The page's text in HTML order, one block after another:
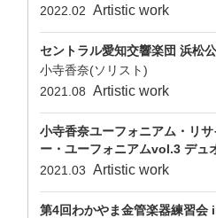
2022.02 Artistic work
セントラル愛知交響楽団 浜松
小寺香奈(ソリスト)
2021.08 Artistic work
小寺香奈ユーフォニアム・リ
ー・ユーフォニアムvol.3 デュ
2021.03 Artistic work
第4回わかやま金管楽器練習会